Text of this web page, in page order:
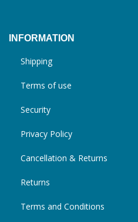
INFORMATION
Shipping
Terms of use
Security
Privacy Policy
Cancellation & Returns
Returns
Terms and Conditions